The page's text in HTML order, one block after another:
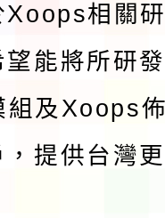
及新住民
份
育專業人
傳播委員
）演習－
度第1學
Xoops相關
能將所研
及Xoops
提供台灣